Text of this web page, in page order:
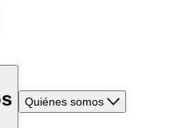
Quiénes somos